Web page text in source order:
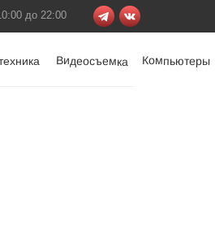
до 22:00
Компьютеры
Видеосъемка